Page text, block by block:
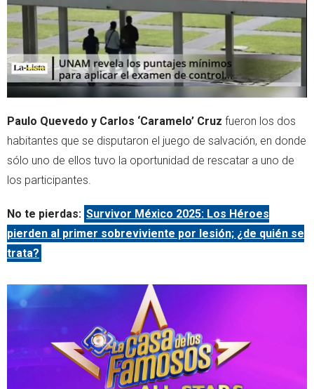
Paulo Quevedo y Carlos ‘Caramelo’ Cruz fueron los dos
habitantes que se disputaron el juego de salvación, en donde
sólo uno de ellos tuvo la oportunidad de rescatar a uno de
los participantes.
No te pierdas: Survivor México 2025: Los Héroes
pierden al primer sobreviviente por lesión; ¿de quién se
trata?